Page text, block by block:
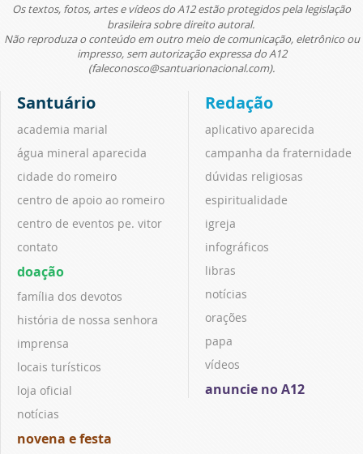
Os textos, fotos, artes e vídeos do A12 estão protegidos pela legislação
brasileira sobre direito autoral.
Não reproduza o conteúdo em outro meio de comunicação, eletrônico ou
impresso, sem autorização expressa do A12
(faleconosco@santuarionacional.com).
Santuário
academia marial
água mineral aparecida
cidade do romeiro
centro de apoio ao romeiro
centro de eventos pe. vitor
contato
doação
família dos devotos
história de nossa senhora
imprensa
locais turísticos
loja oficial
notícias
novena e festa
Redação
aplicativo aparecida
campanha da fraternidade
dúvidas religiosas
espiritualidade
igreja
infográficos
libras
notícias
orações
papa
vídeos
anuncie no A12